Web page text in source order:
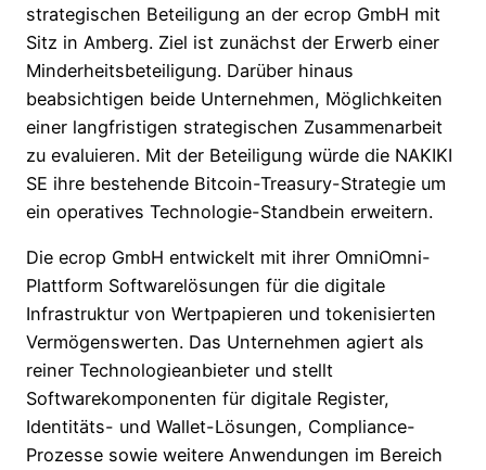
strategischen Beteiligung an der ecrop GmbH mit
Sitz in Amberg. Ziel ist zunächst der Erwerb einer
Minderheitsbeteiligung. Darüber hinaus
beabsichtigen beide Unternehmen, Möglichkeiten
einer langfristigen strategischen Zusammenarbeit
zu evaluieren. Mit der Beteiligung würde die NAKIKI
SE ihre bestehende Bitcoin-Treasury-Strategie um
ein operatives Technologie-Standbein erweitern.
Die ecrop GmbH entwickelt mit ihrer OmniOmni-
Plattform Softwarelösungen für die digitale
Infrastruktur von Wertpapieren und tokenisierten
Vermögenswerten. Das Unternehmen agiert als
reiner Technologieanbieter und stellt
Softwarekomponenten für digitale Register,
Identitäts- und Wallet-Lösungen, Compliance-
Prozesse sowie weitere Anwendungen im Bereich